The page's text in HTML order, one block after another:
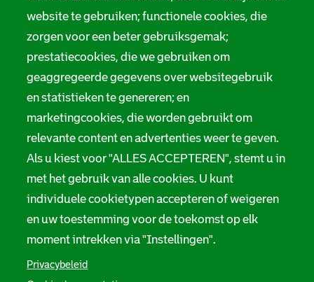
website te gebruiken; functionele cookies, die
zorgen voor een beter gebruiksgemak;
prestatiecookies, die we gebruiken om
geaggregeerde gegevens over websitegebruik
en statistieken te genereren; en
marketingcookies, die worden gebruikt om
relevante content en advertenties weer te geven.
Als u kiest voor "ALLES ACCEPTEREN", stemt u in
met het gebruik van alle cookies. U kunt
individuele cookietypen accepteren of weigeren
en uw toestemming voor de toekomst op elk
moment intrekken via "Instellingen".
Privacybeleid
Digitale toegankelijkheid
Servicenormen
Melding taalgebruik
Suggesties en opmerkingen
Hofdijk 651, 3032 CG Rotterdam
Postbus 71, 3000 AB Rotterdam
TEL: 010 267 55 55